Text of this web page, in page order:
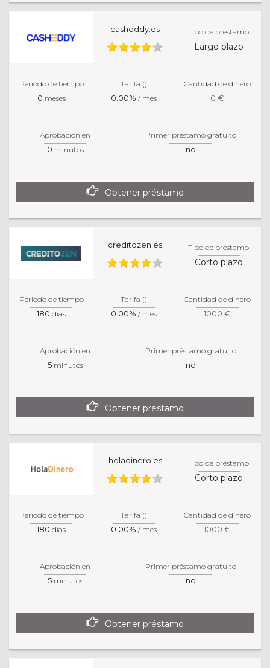
casheddy.es Tipo de préstamo
Largo plazo
Periodo de tiempo
0 meses
Tarifa ()
0.00% / mes
Cantidad de dinero
0 €
Aprobación en
0 minutos
Primer préstamo gratuito
no
Obtener préstamo
creditozen.es Tipo de préstamo
Corto plazo
Periodo de tiempo
180 días
Tarifa ()
0.00% / mes
Cantidad de dinero
1000 €
Aprobación en
5minutos
Primer préstamo gratuito
no
Obtener préstamo
holadinero.es Tipo de préstamo
Corto plazo
Periodo de tiempo
180 días
Tarifa ()
0.00% / mes
Cantidad de dinero
1000 €
Aprobación en
5minutos
Primer préstamo gratuito
no
Obtener préstamo